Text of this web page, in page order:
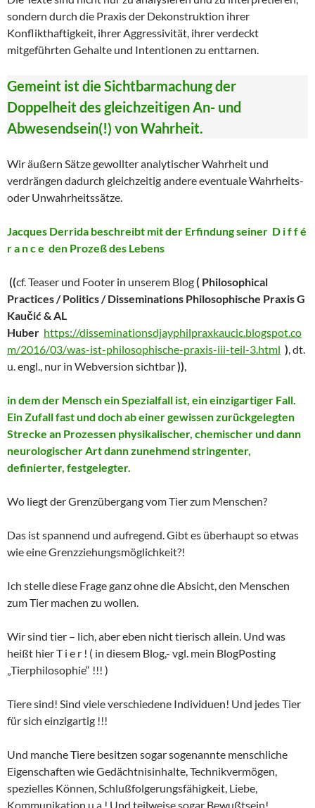
sondern durch die Praxis der Dekonstruktion ihrer
Konflikthaftigkeit, ihrer Aggressivität, ihrer verdeckt
mitgeführten Gehalte und Intentionen zu enttarnen.
Gemeint ist die Sichtbarmachung der
Doppelheit des gleichzeitigen An- und
Abwesendsein(!) von Wahrheit.
Wir äußern Sätze gewollter analytischer Wahrheit und
verdrängen dadurch gleichzeitig andere eventuale Wahrheits-
oder Unwahrheitssätze.
Jacques Derrida beschreibt mit der Erfindung seiner D i f f é
r a n c e den Prozeß des Lebens
((cf. Teaser und Footer in unserem Blog( Philosophical
Practices / Politics / Disseminations Philosophische Praxis G
Kaučić & AL
Huber https://disseminationsdjayphilpraxkaucic.blogspot.co
m/2016/03/was-ist-philosophische-praxis-iii-teil-3.html ), dt.
u. engl., nur in Webversion sichtbar)),
in dem der Mensch ein Spezialfall ist, ein einzigartiger Fall.
Ein Zufall fast und doch ab einer gewissen zurückgelegten
Strecke an Prozessen physikalischer, chemischer und dann
neurologischer Art dann zunehmend stringenter,
definierter, festgelegter.
Wo liegt der Grenzübergang vom Tier zum Menschen?
Das ist spannend und aufregend. Gibt es überhaupt so etwas
wie eine Grenzziehungsmöglichkeit?!
Ich stelle diese Frage ganz ohne die Absicht, den Menschen
zum Tier machen zu wollen.
Wir sind tier – lich, aber eben nicht tierisch allein. Und was
heißt hier T i e r ! ( in diesem Blog,- vgl. mein BlogPosting
„Tierphilosophie“ !!! )
Tiere sind! Sind viele verschiedene Individuen! Und jedes Tier
für sich einzigartig !!!
Und manche Tiere besitzen sogar sogenannte menschliche
Eigenschaften wie Gedächtnisinhalte, Technikvermögen,
spezielles Können, Schlußfolgerungsfähigkeit, Liebe,
Kommunikation u.a.! Und teilweise sogar Bewußtsein!